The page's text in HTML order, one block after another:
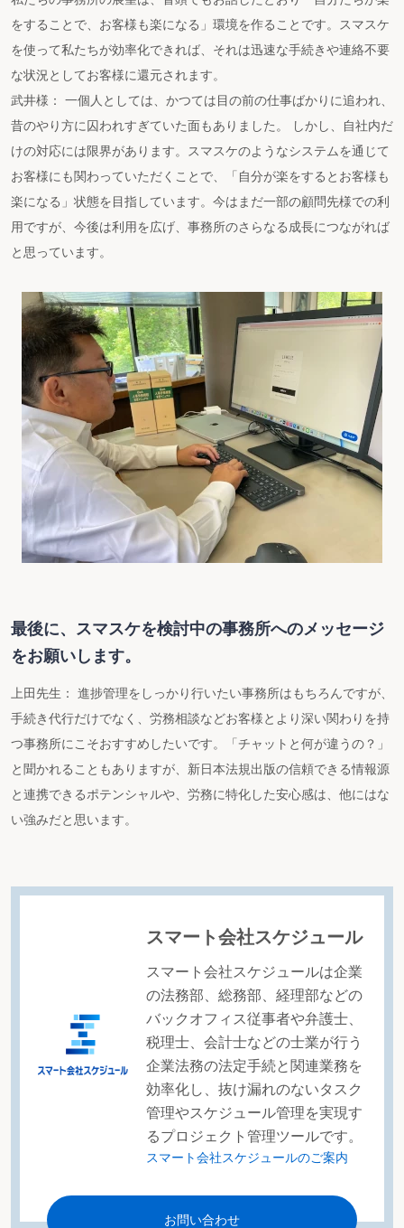
をすることで、お客様も楽になる」環境を作ることです。スマスケ
を使って私たちが効率化できれば、それは迅速な手続きや連絡不要
な状況としてお客様に還元されます。
武井様： 一個人としては、かつては目の前の仕事ばかりに追われ、
昔のやり方に囚われすぎていた面もありました。 しかし、自社内だ
けの対応には限界があります。スマスケのようなシステムを通じて
お客様にも関わっていただくことで、「自分が楽をするとお客様も
楽になる」状態を目指しています。今はまだ一部の顧問先様での利
用ですが、今後は利用を広げ、事務所のさらなる成長につながれば
と思っています。
最後に、スマスケを検討中の事務所へのメッセージ
をお願いします。
上田先生： 進捗管理をしっかり行いたい事務所はもちろんですが、
手続き代行だけでなく、労務相談などお客様とより深い関わりを持
つ事務所にこそおすすめしたいです。「チャットと何が違うの？」
と聞かれることもありますが、新日本法規出版の信頼できる情報源
と連携できるポテンシャルや、労務に特化した安心感は、他にはな
い強みだと思います。
スマート会社スケジュール
スマート会社スケジュールは企業
の法務部、総務部、経理部などの
バックオフィス従事者や弁護士、
税理士、会計士などの士業が行う
企業法務の法定手続と関連業務を
効率化し、抜け漏れのないタスク
管理やスケジュール管理を実現す
るプロジェクト管理ツールです。
スマート会社スケジュールのご案内
お問い合わせ